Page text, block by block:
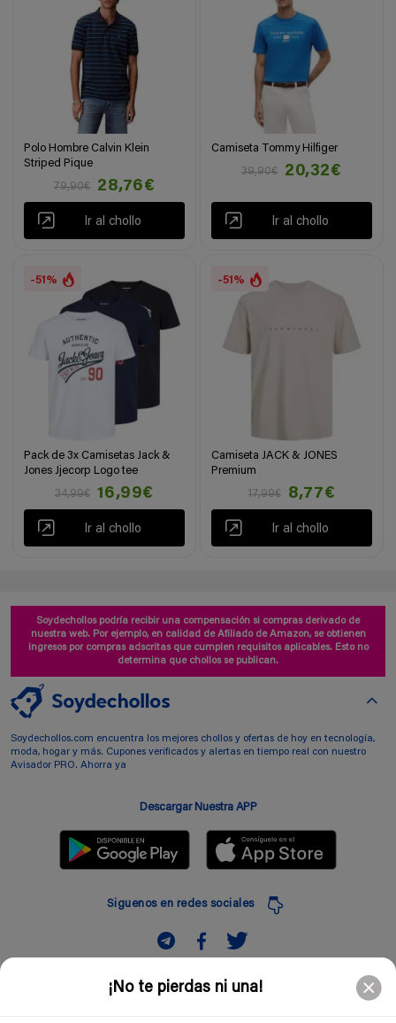
¡No te pierdas ni una!
Polo Hombre Calvin Klein
Striped Pique
79,90€
28,76€
Ir al chollo
Camiseta Tommy Hilfiger
39,90€
20,32€
Ir al chollo
-51%
Pack de 3x Camisetas Jack &
Jones Jjecorp Logo tee
34,99€
16,99€
Ir al chollo
-51%
Camiseta JACK & JONES
Premium
17,99€
8,77€
Ir al chollo
Soydechollos podría recibir una compensación si compras derivado de
nuestra web. Por ejemplo, en calidad de Afiliado de Amazon, se obtienen
ingresos por compras adscritas que cumplen requisitos aplicables. Esto no
determina que chollos se publican.
Soydechollos.com encuentra los mejores chollos y ofertas de hoy en tecnología,
moda, hogar y más. Cupones verificados y alertas en tiempo real con nuestro
Avisador PRO. Ahorra ya
Descargar Nuestra APP
Siguenos en redes sociales
Suscribir